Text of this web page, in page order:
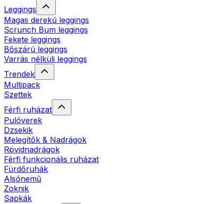
Leggings
Magas derekú leggings
Scrunch Bum leggings
Fekete leggings
Bőszárú leggings
Varrás nélküli leggings
Trendek
Multipack
Szettek
Férfi ruházat
Pulóverek
Dzsekik
Melegítők & Nadrágok
Rövidnadrágok
Férfi funkcionális ruházat
Fürdőruhák
Alsónemű
Zoknik
Sapkák